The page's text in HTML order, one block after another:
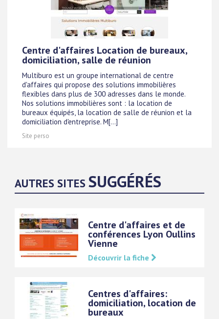
Centre d'affaires Location de bureaux,
domiciliation, salle de réunion
Multiburo est un groupe international de centre
d'affaires qui propose des solutions immobilières
flexibles dans plus de 300 adresses dans le monde.
Nos solutions immobilières sont : la location de
bureaux équipés, la location de salle de réunion et la
domiciliation d'entreprise. M[...]
Site perso
AUTRES SITES SUGGÉRÉS
Centre d'affaires et de
conférences Lyon Oullins
Vienne
Découvrir la fiche
Centres d'affaires:
domiciliation, location de
bureaux